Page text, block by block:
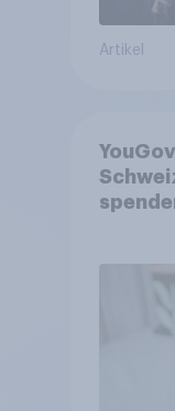
Artikel